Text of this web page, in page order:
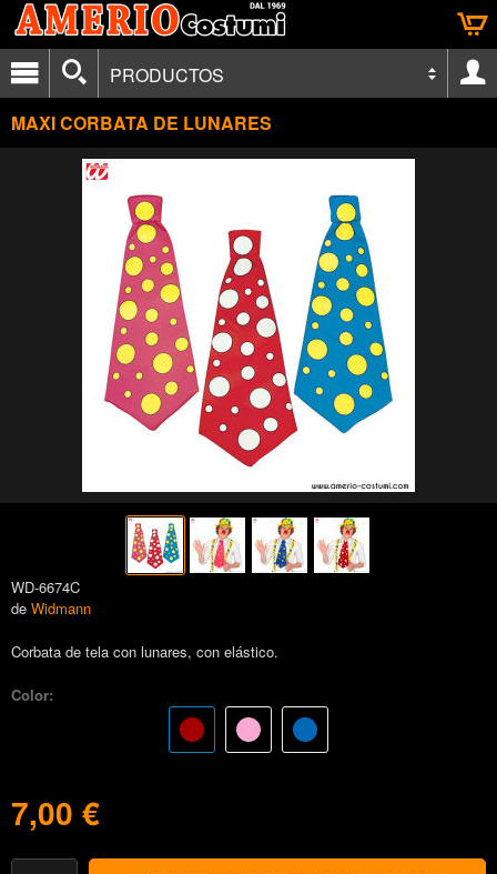
PRODUCTOS
MAXI CORBATA DE LUNARES
WD-6674C
de Widmann
Corbata de tela con lunares, con elástico.
Color:
7,00 €